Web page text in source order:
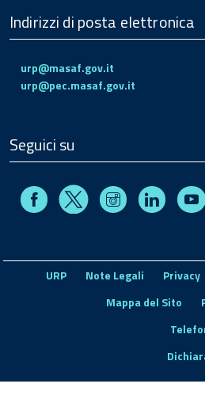
Indirizzi di posta elettronica
urp@masaf.gov.it
urp@pec.masaf.gov.it
Seguici su
FacebookX InstagramLinkedin
URP Note Legali Privacy
Mappa del Sito